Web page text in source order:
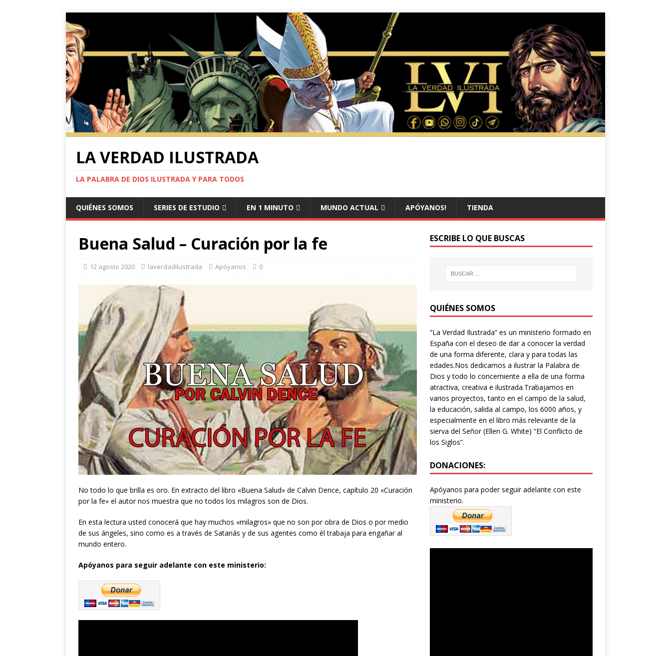
LA VERDAD ILUSTRADA
LA PALABRA DE DIOS ILUSTRADA Y PARA TODOS
QUIÉNES SOMOS SERIES DE ESTUDIO EN 1 MINUTO MUNDO ACTUAL APÓYANOS! TIENDA
Buena Salud – Curación por la fe
12 agosto 2020 laverdadilustrada Apóyanos 0
No todo lo que brilla es oro. En extracto del libro «Buena Salud» de Calvin Dence, capítulo 20 «Curación
por la fe» el autor nos muestra que no todos los milagros son de Dios.
En esta lectura usted conocerá que hay muchos «milagros» que no son por obra de Dios o por medio
de sus ángeles, sino como es a través de Satanás y de sus agentes como él trabaja para engañar al
mundo entero.
Apóyanos para seguir adelante con este ministerio:
ESCRIBE LO QUE BUSCAS
QUIÉNES SOMOS
“La Verdad Ilustrada” es un ministerio formado en
España con el deseo de dar a conocer la verdad
de una forma diferente, clara y para todas las
edades.Nos dedicamos a ilustrar la Palabra de
Dios y todo lo concerniente a ella de una forma
atractiva, creativa e ilustrada.Trabajamos en
varios proyectos, tanto en el campo de la salud,
la educación, salida al campo, los 6000 años, y
especialmente en el libro más relevante de la
sierva del Señor (Ellen G. White) “El Conflicto de
los Siglos”.
DONACIONES:
Apóyanos para poder seguir adelante con este
ministerio.